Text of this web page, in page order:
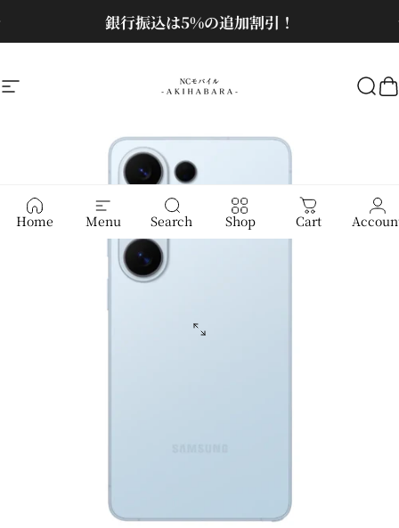
コンテンツへスキップお問い合わせはクリック！
スライドショーを一時停止
サイトナビゲーションNCモバイル 検
Home Menu Search Shop Cart